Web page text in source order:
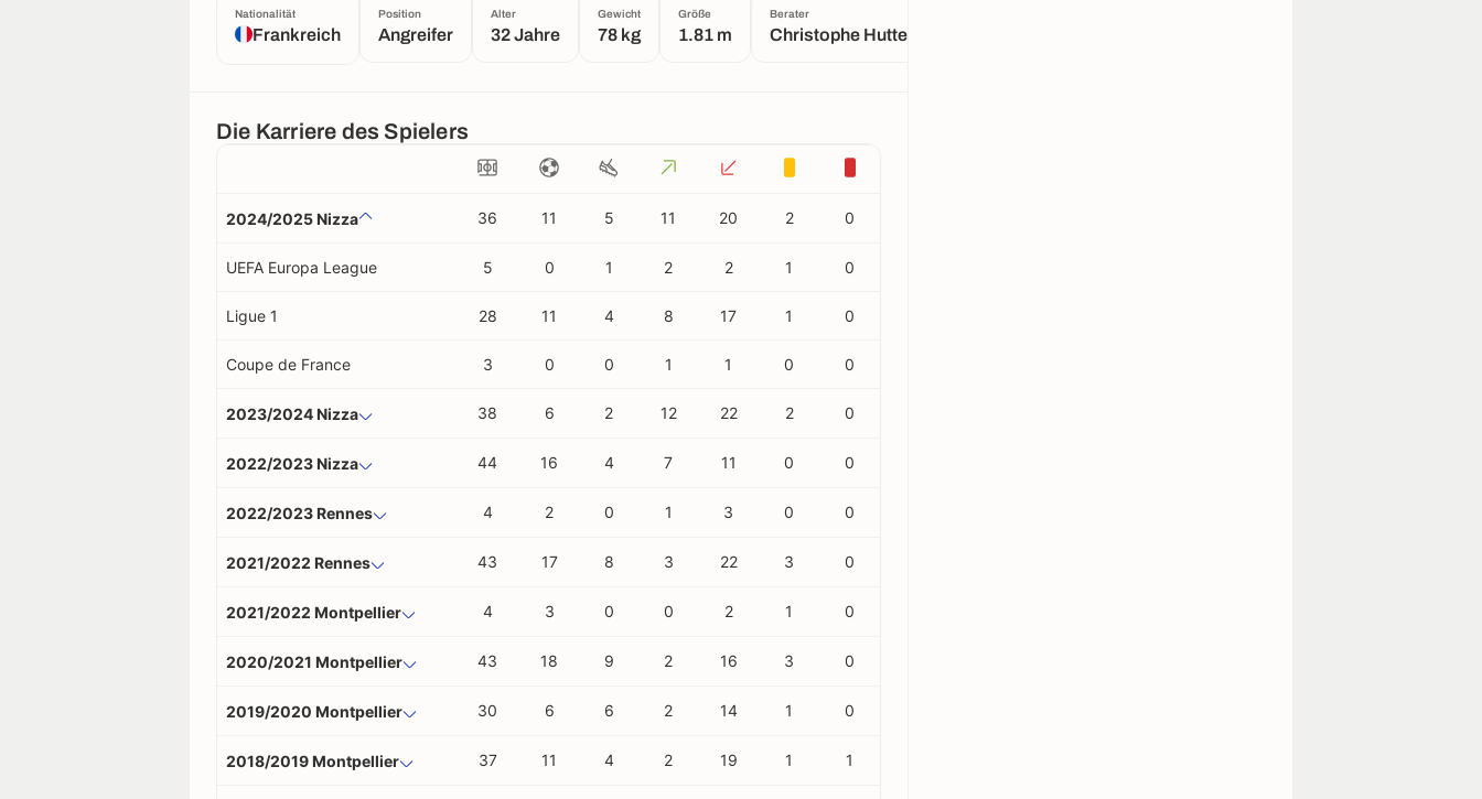
Nationalität
Frankreich
Position
Angreifer
Alter
32 Jahre
Gewicht
78 kg
Größe
1.81 m
Berater
Christophe Hutteau
Die Karriere des Spielers
2024/2025 Nizza 36 11 5 11 20 2 0
UEFA Europa League 5 0 1 2 2 1 0
Ligue 1 28 11 4 8 17 1 0
Coupe de France 3 0 0 1 1 0 0
2023/2024 Nizza 38 6 2 12 22 2 0
2022/2023 Nizza 44 16 4 7 11 0 0
2022/2023 Rennes 4 2 0 1 3 0 0
2021/2022 Rennes 43 17 8 3 22 3 0
2021/2022 Montpellier 4 3 0 0 2 1 0
2020/2021 Montpellier 43 18 9 2 16 3 0
2019/2020 Montpellier 30 6 6 2 14 1 0
2018/2019 Montpellier 37 11 4 2 19 1 1